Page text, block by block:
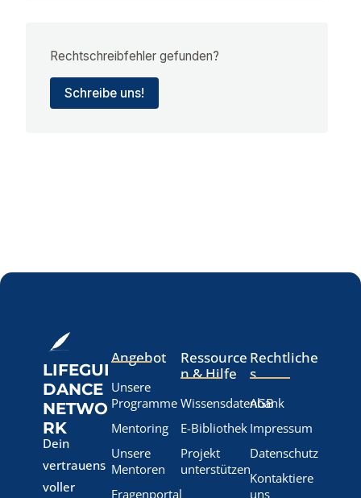
Rechtschreibfehler gefunden?
Schreibe uns!
LIFEGUI
DANCE
NETWO
RK
Dein
vertrauens
voller
Angebot
Unsere
Programme
Mentoring
Unsere
Mentoren
Fragenportal
Ressource
n & Hilfe
Wissensdatenbank
E-Bibliothek
Projekt
unterstützen
Rechtliche
s
AGB
Impressum
Datenschutz
Kontaktiere
uns